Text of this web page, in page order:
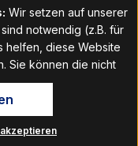
Wir setzen auf unserer
notwendig (z.B. für
helfen, diese Website
Sie können die nicht
akzeptieren oder per
ablehnen. Den
Sie im Fußbereich
Dort können Sie